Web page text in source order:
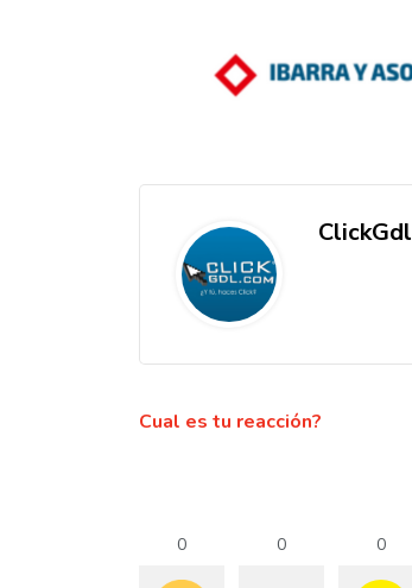
ClickGdl
Cual es tu reacción?
0 0 0